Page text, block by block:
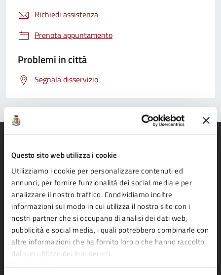
Questo sito web utilizza i cookie
Utilizziamo i cookie per personalizzare contenuti ed
annunci, per fornire funzionalità dei social media e per
analizzare il nostro traffico. Condividiamo inoltre
informazioni sul modo in cui utilizza il nostro sito con i
nostri partner che si occupano di analisi dei dati web,
pubblicità e social media, i quali potrebbero combinarle con
altre informazioni che ha fornito loro o che hanno raccolto
dal suo utilizzo dei loro servizi.
Richiedi assistenza
Prenota appuntamento
Problemi in città
Segnala disservizio
Comune di Fidenza
AMMINISTRAZIONE
Organi di governo
Aree amministrative
Uffici